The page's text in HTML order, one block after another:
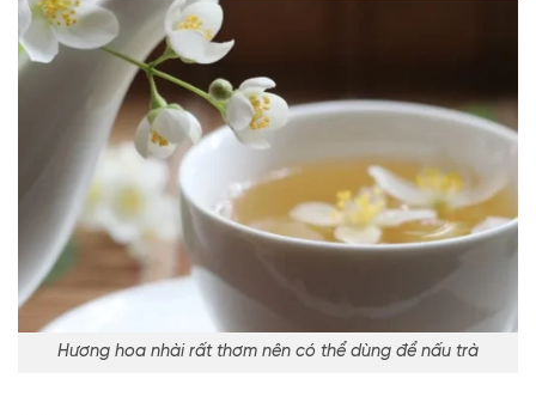
Hương hoa nhài rất thơm nên có thể dùng để nấu trà